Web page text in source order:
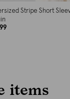
Stripe Short
items